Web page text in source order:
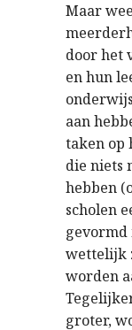
Maar
door het
en hun
aan
taken op
die niets
hebben
scholen
gevormd
wettelijk
worden
groter,